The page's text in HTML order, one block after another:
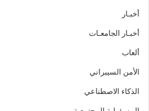
أخبـار
أخبـار الجامعـات
ألعاب
الأمن السيبراني
الذكاء الاصطناعي